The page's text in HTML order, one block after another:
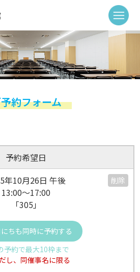
約フォーム
予約希望日
年10月26日 午後
13:00～17:00
「305」
削除
ちも同時に予約する
予約で最大10枠まで
し、同催事名に限る